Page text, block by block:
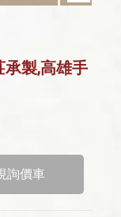
製,高雄手
詢價車